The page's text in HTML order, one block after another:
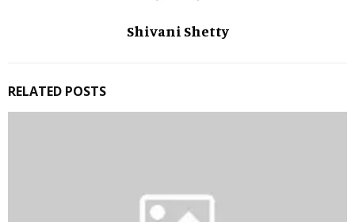
Shivani Shetty
RELATED POSTS